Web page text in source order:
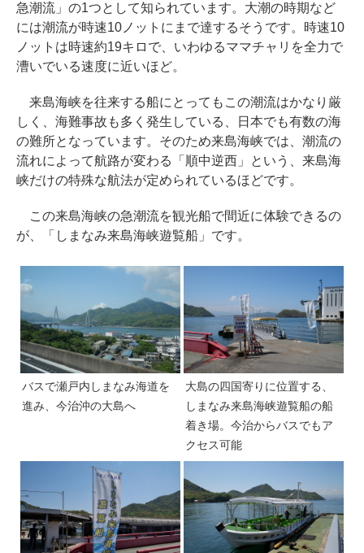
急潮流」の1つとして知られています。大潮の時期など
には潮流が時速10ノットにまで達するそうです。時速10
ノットは時速約19キロで、いわゆるママチャリを全力で
漕いでいる速度に近いほど。
来島海峡を往来する船にとってもこの潮流はかなり厳
しく、海難事故も多く発生している、日本でも有数の海
の難所となっています。そのため来島海峡では、潮流の
流れによって航路が変わる「順中逆西」という、来島海
峡だけの特殊な航法が定められているほどです。
この来島海峡の急潮流を観光船で間近に体験できるの
が、「しまなみ来島海峡遊覧船」です。
バスで瀬戸内しまなみ海道を
進み、今治沖の大島へ
大島の四国寄りに位置する、
しまなみ来島海峡遊覧船の船
着き場。今治からバスでもア
クセス可能